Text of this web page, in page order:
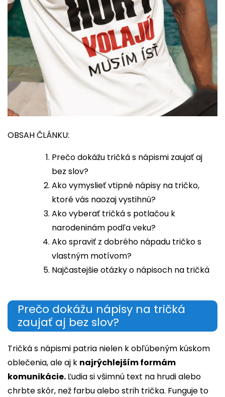
OBSAH ČLÁNKU:
Prečo dokážu tričká s nápismi zaujať aj
bez slov?
Ako vymyslieť vtipné nápisy na tričko,
ktoré vás naozaj vystihnú?
Ako vyberať tričká s potlačou k
narodeninám podľa veku?
Ako spraviť z dobrého nápadu tričko s
vlastným motívom?
Najčastejšie otázky o nápisoch na tričká
Prečo dokážu nápisy na tričká
zaujať aj bez slov?
Tričká s nápismi patria nielen k obľúbeným kúskom
oblečenia, ale aj k najrýchlejším formám
komunikácie. Ľudia si všimnú text na hrudi alebo
chrbte skôr, než farbu alebo strih trička. Funguje to